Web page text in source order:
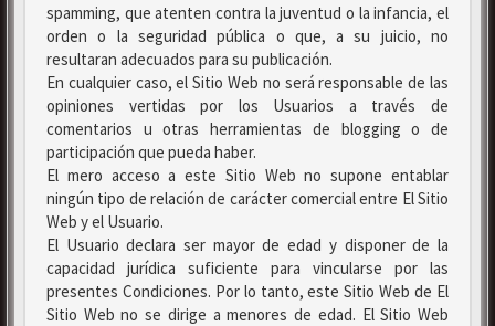
spamming, que atenten contra la juventud o la infancia, el
orden o la seguridad pública o que, a su juicio, no
resultaran adecuados para su publicación.
En cualquier caso, el Sitio Web no será responsable de las
opiniones vertidas por los Usuarios a través de
comentarios u otras herramientas de blogging o de
participación que pueda haber.
El mero acceso a este Sitio Web no supone entablar
ningún tipo de relación de carácter comercial entre El Sitio
Web y el Usuario.
El Usuario declara ser mayor de edad y disponer de la
capacidad jurídica suficiente para vincularse por las
presentes Condiciones. Por lo tanto, este Sitio Web de El
Sitio Web no se dirige a menores de edad. El Sitio Web